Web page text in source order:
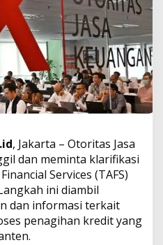
, Jakarta – Otoritas Jasa
dan meminta klarifikasi
Services (TAFS)
ini diambil
dan informasi terkait
penagihan kredit yang